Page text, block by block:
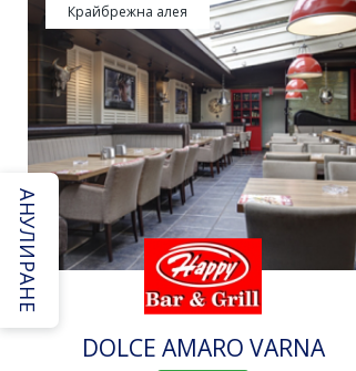
Крайбрежна алея
DOLCE AMARO VARNA
АНУЛИРАНЕ